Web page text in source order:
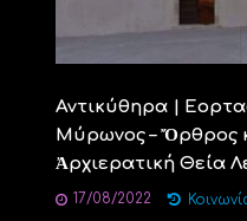
Αντικύθηρα |
Μύρωνος – Ὄρθρος
Ἀρχιερατική Θεία
17/08/2022